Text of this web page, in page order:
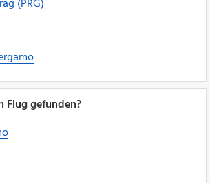
(PRG)
Flug gefunden?